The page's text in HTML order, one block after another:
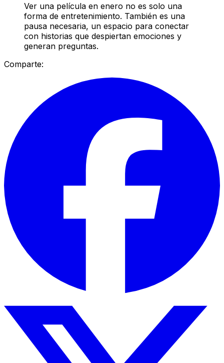
Ver una película en enero no es solo una
forma de entretenimiento. También es una
pausa necesaria, un espacio para conectar
con historias que despiertan emociones y
generan preguntas.
Comparte: